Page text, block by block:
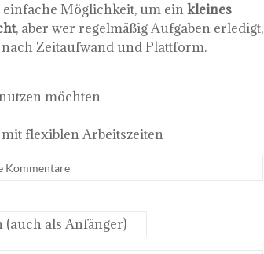
Möglichkeit, um einkleines
, aber wer regelmäßig Aufgaben erledigt,
Zeitaufwand und Plattform.
möchten
flexiblen Arbeitszeiten
Kommentare
(auch als Anfänger)